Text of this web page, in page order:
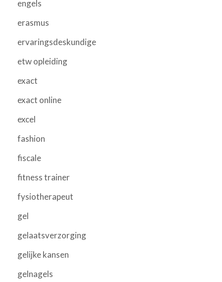
engels
erasmus
ervaringsdeskundige
etw opleiding
exact
exact online
excel
fashion
fiscale
fitness trainer
fysiotherapeut
gel
gelaatsverzorging
gelijke kansen
gelnagels